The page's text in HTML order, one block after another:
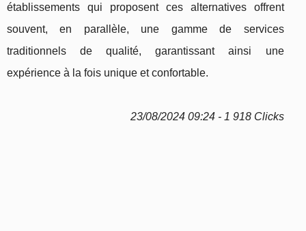
établissements qui proposent ces alternatives offrent
souvent, en parallèle, une gamme de services
traditionnels de qualité, garantissant ainsi une
expérience à la fois unique et confortable.
23/08/2024 09:24 - 1 918 Clicks